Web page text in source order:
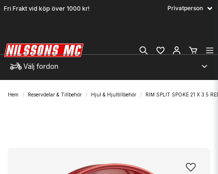
Fri Frakt vid köp över 1000 kr!
Välj fordon
Hem Reservdelar & Tillbehör Hjul & Hjultillbehör RIM SPLIT SPOKE 21 X 3.5